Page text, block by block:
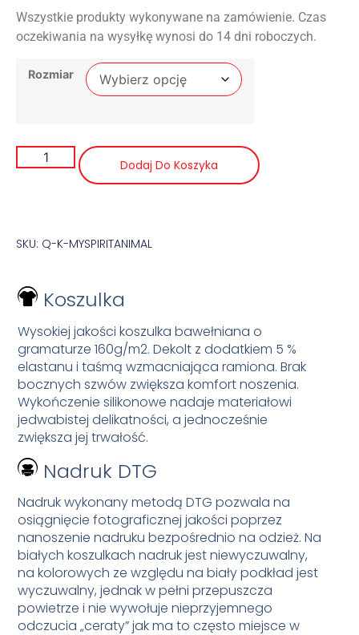
Wszystkie produkty wykonywane na zamówienie. Czas
oczekiwania na wysyłkę wynosi do 14 dni roboczych.
Rozmiar
Dodaj Do Koszyka
SKU: Q-K-MYSPIRITANIMAL
Koszulka
Wysokiej jakości koszulka bawełniana o
gramaturze 160g/m2. Dekolt z dodatkiem 5 %
elastanu i taśmą wzmacniająca ramiona. Brak
bocznych szwów zwiększa komfort noszenia.
Wykończenie silikonowe nadaje materiałowi
jedwabistej delikatności, a jednocześnie
zwiększa jej trwałość.
Nadruk DTG
Nadruk wykonany metodą DTG pozwala na
osiągnięcie fotograficznej jakości poprzez
nanoszenie nadruku bezpośrednio na odzież. Na
białych koszulkach nadruk jest niewyczuwalny,
na kolorowych ze względu na biały podkład jest
wyczuwalny, jednak w pełni przepuszcza
powietrze i nie wywołuje nieprzyjemnego
odczucia „ceraty” jak ma to często miejsce w